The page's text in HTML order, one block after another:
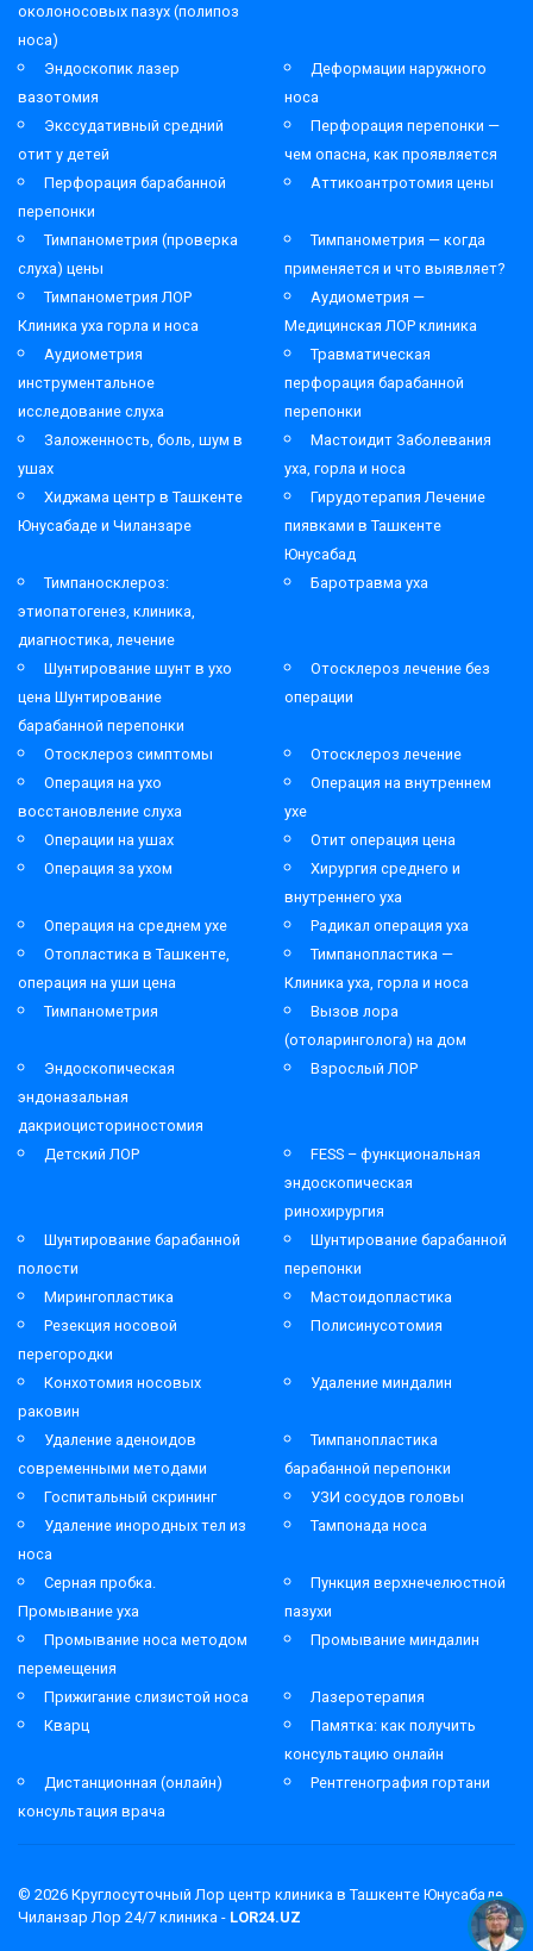
околоносовых пазух (полипоз
носа)
Эндоскопик лазер
вазотомия
Деформации наружного
носа
Экссудативный средний
отит у детей
Перфорация перепонки —
чем опасна, как проявляется
Перфорация барабанной
перепонки
Аттикоантротомия цены
Тимпанометрия (проверка
слуха) цены
Тимпанометрия — когда
применяется и что выявляет?
Тимпанометрия ЛОР
Клиника уха горла и носа
Аудиометрия —
Медицинская ЛОР клиника
Аудиометрия
инструментальное
исследование слуха
Травматическая
перфорация барабанной
перепонки
Заложенность, боль, шум в
ушах
Мастоидит Заболевания
уха, горла и носа
Хиджама центр в Ташкенте
Юнусабаде и Чиланзаре
Гирудотерапия Лечение
пиявками в Ташкенте
Юнусабад
Тимпаносклероз:
этиопатогенез, клиника,
диагностика, лечение
Баротравма уха
Шунтирование шунт в ухо
цена Шунтирование
барабанной перепонки
Отосклероз лечение без
операции
Отосклероз симптомы
Отосклероз лечение
Операция на ухо
восстановление слуха
Операция на внутреннем
ухе
Операции на ушах
Отит операция цена
Операция за ухом
Хирургия среднего и
внутреннего уха
Операция на среднем ухе
Радикал операция уха
Отопластика в Ташкенте,
операция на уши цена
Тимпанопластика —
Клиника уха, горла и носа
Тимпанометрия
Вызов лора
(отоларинголога) на дом
Эндоскопическая
эндоназальная
дакриоцисториностомия
Взрослый ЛОР
Детский ЛОР
FESS – функциональная
эндоскопическая
ринохирургия
Шунтирование барабанной
полости
Шунтирование барабанной
перепонки
Мирингопластика
Мастоидопластика
Резекция носовой
перегородки
Полисинусотомия
Конхотомия носовых
раковин
Удаление миндалин
Удаление аденоидов
современными методами
Тимпанопластика
барабанной перепонки
Госпитальный скрининг
УЗИ сосудов головы
Удаление инородных тел из
носа
Тампонада носа
Серная пробка.
Промывание уха
Пункция верхнечелюстной
пазухи
Промывание носа методом
перемещения
Промывание миндалин
Прижигание слизистой носа
Лазеротерапия
Кварц
Памятка: как получить
консультацию онлайн
Дистанционная (онлайн)
консультация врача
Рентгенография гортани
© 2026 Круглосуточный Лор центр клиника в Ташкенте Юнусабаде
Чиланзар Лор 24/7 клиника - LOR24.UZ